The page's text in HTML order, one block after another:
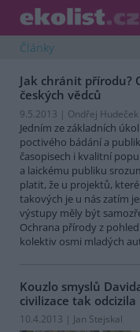
Články
Jak chránit přírodu?
českých vědců
9.5.2013 | Ondřej Hudeček
Jedním ze základních
poctivého bádání a
časopisech i kvalitní
a laickému publiku
platit, že u projektů,
takových je u nás zatím
výstupy měly být
Ochrana přírody z
kolektiv osmi mladých
Kouzlo smyslů
civilizace tak odcizila
10.4.2013 | Jan Stejskal